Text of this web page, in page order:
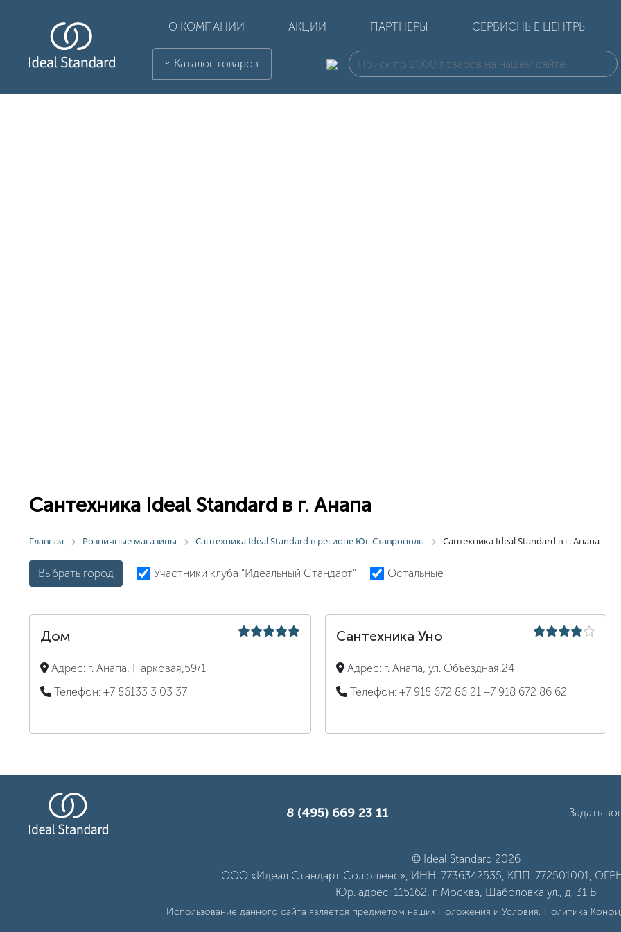
О КОМПАНИИ АКЦИИ ПАРТНЕРЫ СЕРВИСНЫЕ ЦЕНТРЫ
Каталог товаров
Сантехника Ideal Standard в г. Анапа
Главная Розничные магазины Сантехника Ideal Standard в регионе Юг-Ставрополь Сантехника Ideal Standard в г. Анапа
Выбрать город Участники клуба "Идеальный Стандарт" Остальные
Дом
Адрес: г. Анапа, Парковая,59/1
Телефон: +7 86133 3 03 37
Сантехника Уно
Адрес: г. Анапа, ул. Объездная,24
Телефон: +7 918 672 86 21 +7 918 672 86 62
8 (495) 669 23 11 Задать
© Ideal Standard 2026
ООО «Идеал Стандарт Солюшенс», ИНН: 7736342535, КПП: 772501001,
Юр. адрес: 115162, г. Москва, Шаболовка ул., д. 31 Б
Использование данного сайта является предметом наших Положения и Условия, Политика